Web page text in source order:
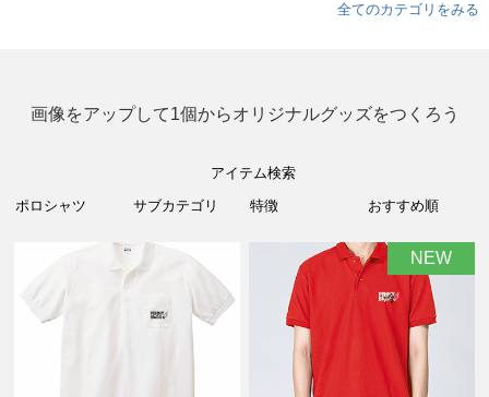
全てのカテゴリをみる
画像をアップして1個からオリジナルグッズをつくろう
アイテム検索
NEW